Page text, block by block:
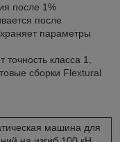
после 1%
после
параметры
класса 1,
сборки Flextural
машина для